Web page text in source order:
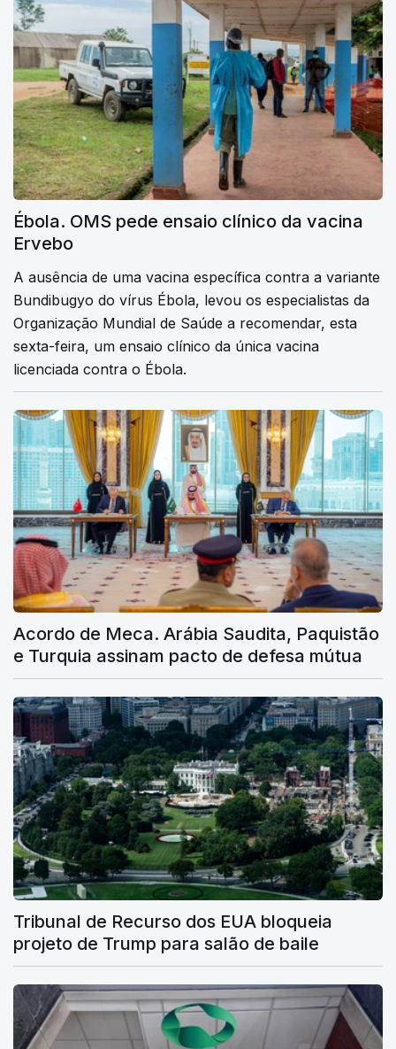
Ébola. OMS pede ensaio clínico da vacina
Ervebo
A ausência de uma vacina específica contra a variante
Bundibugyo do vírus Ébola, levou os especialistas da
Organização Mundial de Saúde a recomendar, esta
sexta-feira, um ensaio clínico da única vacina
licenciada contra o Ébola.
Acordo de Meca. Arábia Saudita, Paquistão
e Turquia assinam pacto de defesa mútua
Tribunal de Recurso dos EUA bloqueia
projeto de Trump para salão de baile